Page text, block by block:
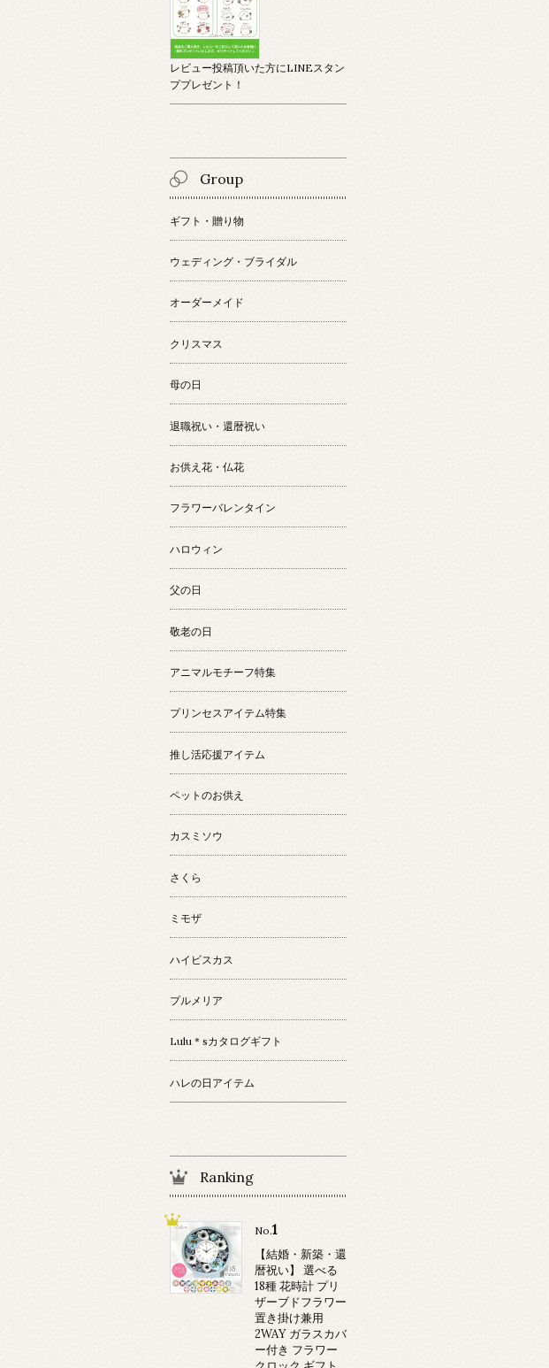
レビュー投稿頂いた方にLINEスタン
ププレゼント！
Group
ギフト・贈り物
ウェディング・ブライダル
オーダーメイド
クリスマス
母の日
退職祝い・還暦祝い
お供え花・仏花
フラワーバレンタイン
ハロウィン
父の日
敬老の日
アニマルモチーフ特集
プリンセスアイテム特集
推し活応援アイテム
ペットのお供え
カスミソウ
さくら
ミモザ
ハイビスカス
プルメリア
Lulu＊sカタログギフト
ハレの日アイテム
Ranking
No.1
【結婚・新築・還
暦祝い】 選べる
18種 花時計 プリ
ザーブドフラワー
置き掛け兼用
2WAY ガラスカバ
ー付き フラワー